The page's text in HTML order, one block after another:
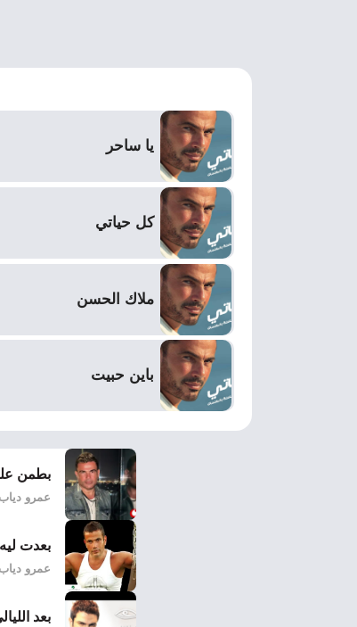
يا ساحر
كل حياتي
ملاك الحسن
باين حبيت
بطمن
عمرو دياب
بعدت ليه
عمرو دياب
بعد